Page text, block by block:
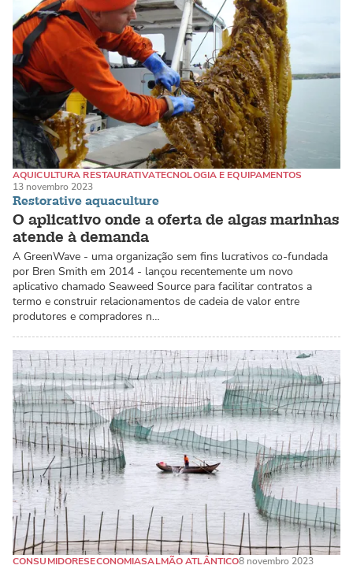
Restorative aquaculture
O aplicativo onde a oferta de algas marinhas
atende à demanda
AQUICULTURA RESTAURATIVATECNOLOGIA E EQUIPAMENTOS
ALGAS MARINHAS / MACROALGAS
13 novembro 2023
A GreenWave - uma organização sem fins lucrativos co-fundada
por Bren Smith em 2014 - lançou recentemente um novo
aplicativo chamado Seaweed Source para facilitar contratos a
termo e construir relacionamentos de cadeia de valor entre
produtores e compradores n…
CONSUMIDORESECONOMIASALMÃO ATLÂNTICO8 novembro 2023